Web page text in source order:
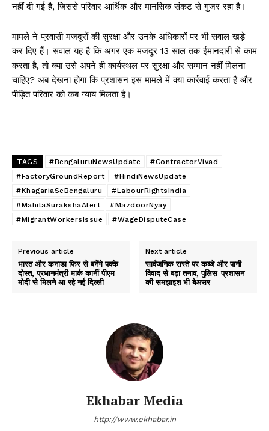
नहीं दी गई है, जिससे परिवार आर्थिक और मानसिक संकट से गुजर रहा है।
मामले ने प्रवासी मजदूरों की सुरक्षा और उनके अधिकारों पर भी सवाल खड़े
कर दिए हैं। सवाल यह है कि अगर एक मजदूर 13 साल तक ईमानदारी से काम
करता है, तो क्या उसे अपने ही कार्यस्थल पर सुरक्षा और सम्मान नहीं मिलना
चाहिए? अब देखना होगा कि प्रशासन इस मामले में क्या कार्रवाई करता है और
पीड़ित परिवार को कब न्याय मिलता है।
TAGS #BengaluruNewsUpdate
#ContractorVivad
#FactoryGroundReport
#HindiNewsUpdate
#KhagariaSeBengaluru
#LabourRightsIndia
#MahilaSurakshaAlert
#MazdoorNyay
#MigrantWorkersIssue
#WageDisputeCase
Previous article
भारत और कनाडा फिर से बनेंगे पक्के
दोस्त, प्रधानमंत्री मार्क कार्नी पीएम
मोदी से मिलने आ रहे नई दिल्ली
Next article
सार्वजनिक रास्ते पर कब्जे और पानी
विवाद से बढ़ा तनाव, पुलिस-प्रशासन
की समझाइश भी बेअसर
Ekhabar Media
http://www.ekhabar.in